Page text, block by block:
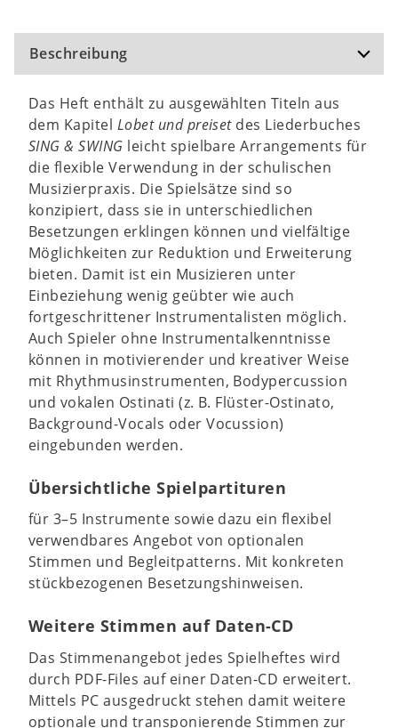
Beschreibung
Das Heft enthält zu ausgewählten Titeln aus
dem Kapitel Lobet und preisetdes Liederbuches
SING & SWING leicht spielbare Arrangements für
die flexible Verwendung in der schulischen
Musizierpraxis. Die Spielsätze sind so
konzipiert, dass sie in unterschiedlichen
Besetzungen erklingen können und vielfältige
Möglichkeiten zur Reduktion und Erweiterung
bieten. Damit ist ein Musizieren unter
Einbeziehung wenig geübter wie auch
fortgeschrittener Instrumentalisten möglich.
Auch Spieler ohne Instrumentalkenntnisse
können in motivierender und kreativer Weise
mit Rhythmusinstrumenten, Bodypercussion
und vokalen Ostinati (z. B. Flüster-Ostinato,
Background-Vocals oder Vocussion)
eingebunden werden.
Übersichtliche Spielpartituren
für 3–5 Instrumente sowie dazu ein flexibel
verwendbares Angebot von optionalen
Stimmen und Begleitpatterns. Mit konkreten
stückbezogenen Besetzungshinweisen.
Weitere Stimmen auf Daten-CD
Das Stimmenangebot jedes Spielheftes wird
durch PDF-Files auf einer Daten-CD erweitert.
Mittels PC ausgedruckt stehen damit weitere
optionale und transponierende Stimmen zur